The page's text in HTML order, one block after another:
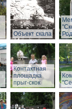
Объект скала
Контактная
площадка
прыг-скок